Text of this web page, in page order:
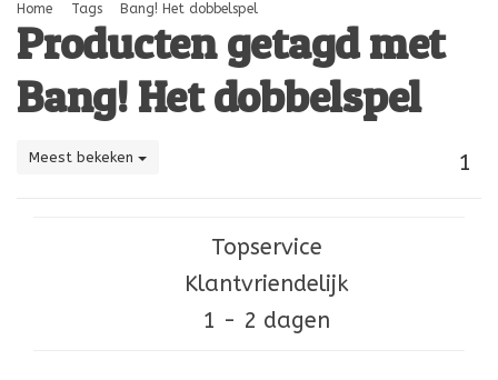
Home Tags Bang! Het dobbelspel
Producten getagd met
Bang! Het dobbelspel
Meest bekeken 1
Topservice
Klantvriendelijk
1 - 2 dagen